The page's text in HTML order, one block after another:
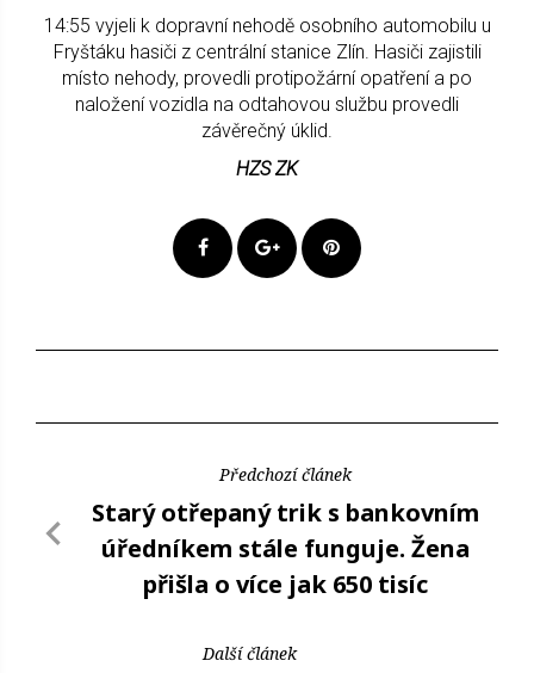
14:55 vyjeli k dopravní nehodě osobního automobilu u
Fryštáku hasiči z centrální stanice Zlín. Hasiči zajistili
místo nehody, provedli protipožární opatření a po
naložení vozidla na odtahovou službu provedli
závěrečný úklid.
HZS ZK
Předchozí článek
Starý otřepaný trik s bankovním
úředníkem stále funguje. Žena
přišla o více jak 650 tisíc
Další článek